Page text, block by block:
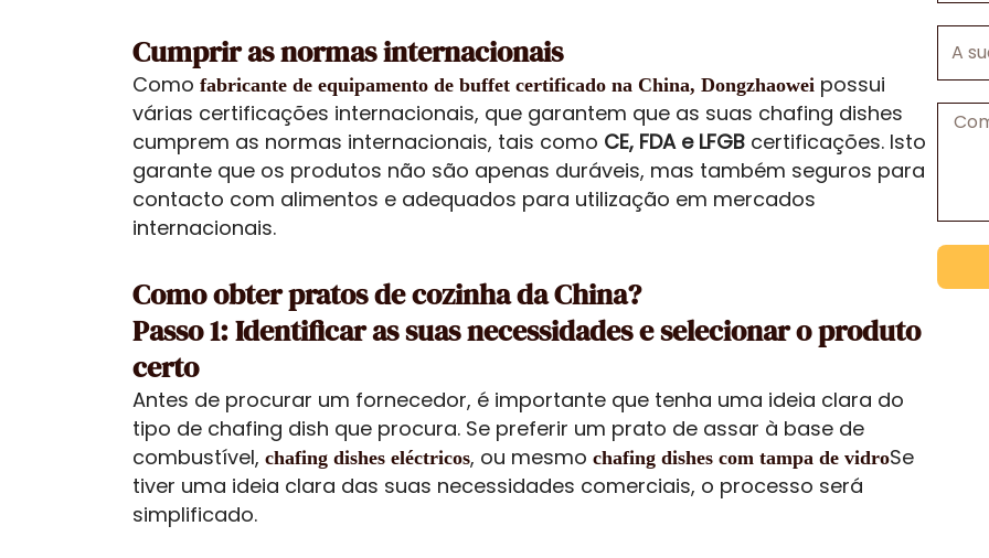
Cumprir as normas internacionais
Como fabricante de equipamento de buffet certificado na China, Dongzhaowei possui
várias certificações internacionais, que garantem que as suas chafing dishes
cumprem as normas internacionais, tais como CE, FDA e LFGB certificações. Isto
garante que os produtos não são apenas duráveis, mas também seguros para
contacto com alimentos e adequados para utilização em mercados
internacionais.
Como obter pratos de cozinha da China?
Passo 1: Identificar as suas necessidades e selecionar o produto
certo
Antes de procurar um fornecedor, é importante que tenha uma ideia clara do
tipo de chafing dish que procura. Se preferir um prato de assar à base de
combustível, chafing dishes eléctricos, ou mesmo chafing dishes com tampa de vidroSe
tiver uma ideia clara das suas necessidades comerciais, o processo será
simplificado.
sua